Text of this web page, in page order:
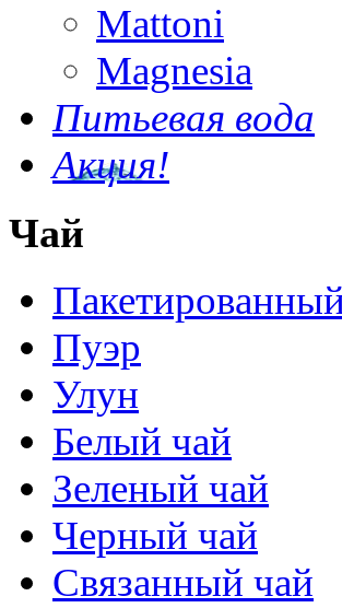
Mattoni
Magnesia
Питьевая вода
Акция!
Чай
Пуэр
Улун
Белый чай
Зеленый чай
Черный чай
Связанный чай